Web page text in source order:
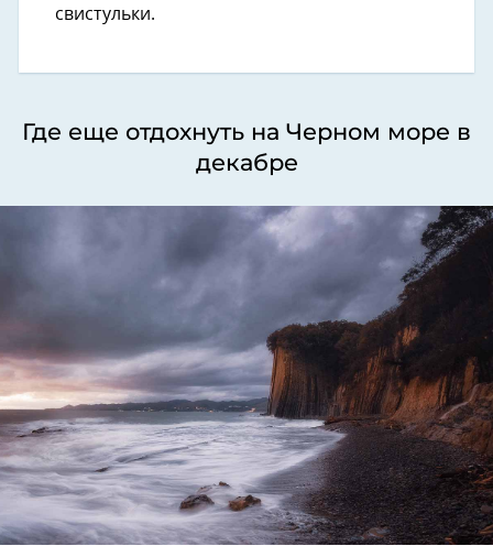
свистульки.
Где еще отдохнуть на Черном море в
декабре